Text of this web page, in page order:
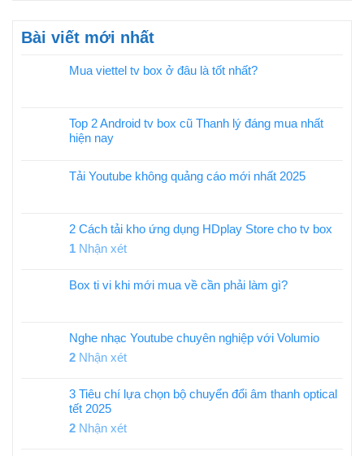
Bài viết mới nhất
Mua viettel tv box ở đâu là tốt nhất?
Top 2 Android tv box cũ Thanh lý đáng mua nhất
hiện nay
Tải Youtube không quảng cáo mới nhất 2025
2 Cách tải kho ứng dụng HDplay Store cho tv box
1 Nhận xét
Box ti vi khi mới mua về cần phải làm gì?
Nghe nhạc Youtube chuyên nghiệp với Volumio
2 Nhận xét
3 Tiêu chí lựa chọn bộ chuyển đổi âm thanh optical
tết 2025
2 Nhận xét